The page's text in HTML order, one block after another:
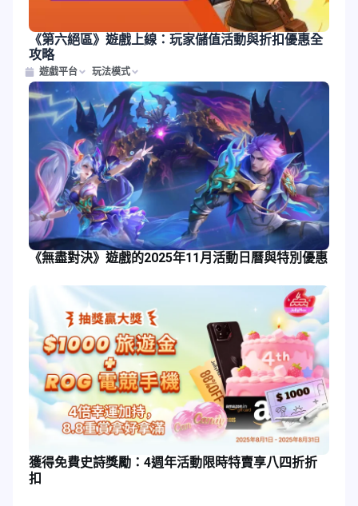
《第六絕區》遊戲上線：玩家儲值活動與折扣優惠全
攻略
遊戲平台 玩法模式
《無盡對決》遊戲的2025年11月活動日曆與特別優惠
獲得免費史詩獎勵：4週年活動限時特賣享八四折折
扣